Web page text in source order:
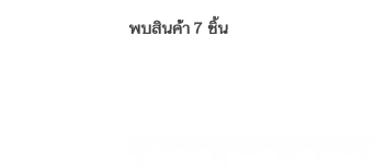
พบสินค้า 7 ชิ้น